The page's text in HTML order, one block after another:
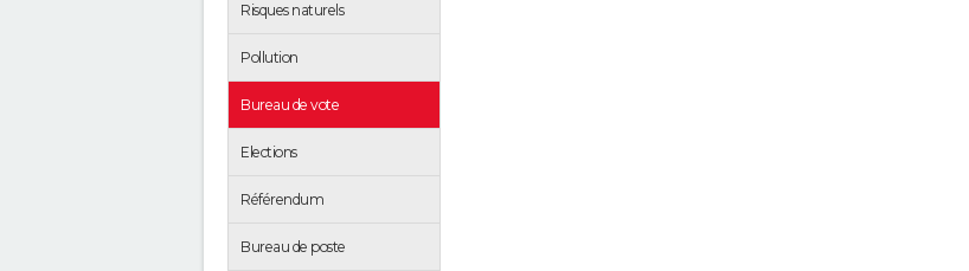
Risques naturels
Pollution
Bureau de vote
Elections
Référendum
Bureau de poste